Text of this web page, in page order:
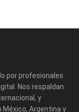
por profesionales
Nos respaldan
y
Argentina y